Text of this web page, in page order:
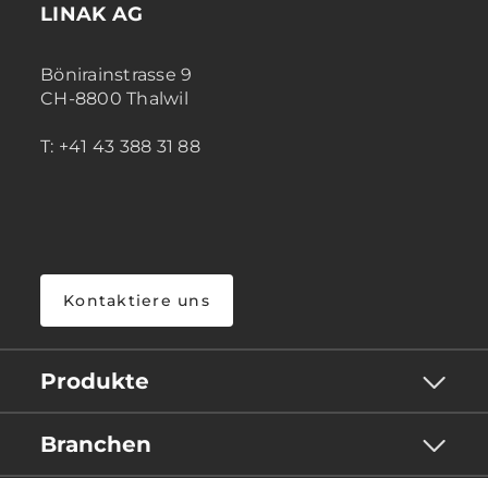
LINAK AG
Bönirainstrasse 9
CH-8800 Thalwil
T: +41 43 388 31 88
Kontaktiere uns
Produkte
Branchen